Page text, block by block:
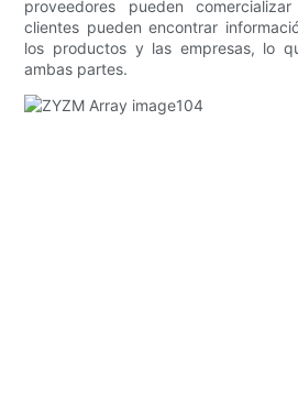
proveedores pueden
clientes pueden encontrar
los productos y las empresas, lo
ambas partes.